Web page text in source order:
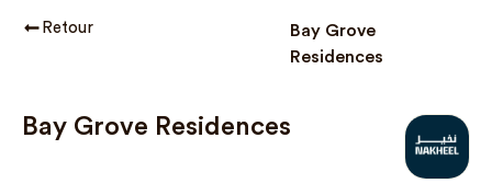
Retour
Bay Grove
Residences
Bay Grove Residences